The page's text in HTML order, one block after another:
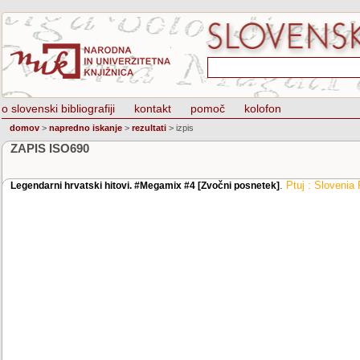
o slovenski bibliografiji kontakt pomoč kolofon
domov > napredno iskanje > rezultati > izpis
ZAPIS ISO690
Legendarni hrvatski hitovi. #Megamix #4 [Zvočni posnetek] . Ptuj : Slovenia